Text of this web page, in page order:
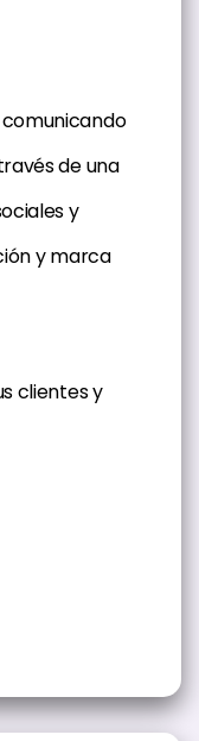
de una
y
y marca
clientes y